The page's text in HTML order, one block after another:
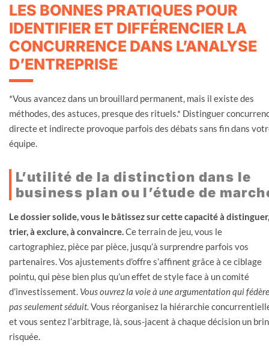
LES BONNES PRATIQUES POUR
IDENTIFIER ET DIFFÉRENCIER LA
CONCURRENCE DANS L’ANALYSE
D’ENTREPRISE
*Vous avancez dans un brouillard permanent, mais il existe des
méthodes, des astuces, presque des rituels.* Distinguer
directe et indirecte provoque parfois des débats sans fin dans
équipe.
L’utilité de la distinction dans le
business plan ou l’étude de
Le dossier solide, vous le bâtissez sur cette capacité à
trier, à exclure, à convaincre.Ce terrain de jeu, vous le
cartographiez, pièce par pièce, jusqu’à surprendre parfois vos
partenaires. Vos ajustements d’offre s’affinent grâce à ce ciblage
pointu, qui pèse bien plus qu’un effet de style face à un comité
d’investissement. Vous ouvrez la voie à une argumentation qui
pas seulement séduit. Vous réorganisez la hiérarchie
et vous sentez l’arbitrage, là, sous-jacent à chaque décision un brin
risquée.